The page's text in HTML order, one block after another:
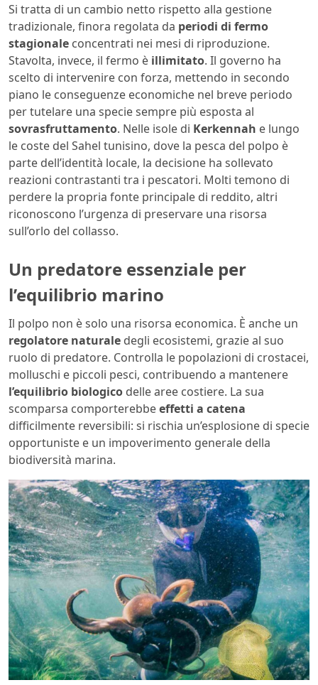
Si tratta di un cambio netto rispetto alla gestione
tradizionale, finora regolata da periodi di fermo
stagionale concentrati nei mesi di riproduzione.
Stavolta, invece, il fermo è illimitato. Il governo ha
scelto di intervenire con forza, mettendo in secondo
piano le conseguenze economiche nel breve periodo
per tutelare una specie sempre più esposta al
sovrasfruttamento. Nelle isole di Kerkennah e lungo
le coste del Sahel tunisino, dove la pesca del polpo è
parte dell’identità locale, la decisione ha sollevato
reazioni contrastanti tra i pescatori. Molti temono di
perdere la propria fonte principale di reddito, altri
riconoscono l’urgenza di preservare una risorsa
sull’orlo del collasso.
Un predatore essenziale per
l’equilibrio marino
Il polpo non è solo una risorsa economica. È anche un
regolatore naturale degli ecosistemi, grazie al suo
ruolo di predatore. Controlla le popolazioni di crostacei,
molluschi e piccoli pesci, contribuendo a mantenere
l’equilibrio biologico delle aree costiere. La sua
scomparsa comporterebbeeffetti a catena
difficilmente reversibili: si rischia un’esplosione di specie
opportuniste e un impoverimento generale della
biodiversità marina.